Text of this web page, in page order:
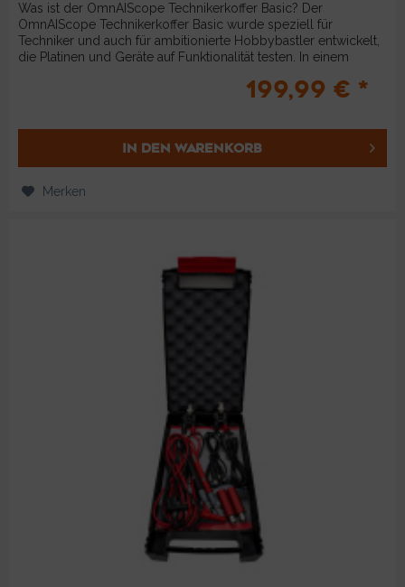
Was ist der OmnAIScope Technikerkoffer Basic? Der
OmnAIScope Technikerkoffer Basic wurde speziell für
Techniker und auch für ambitionierte Hobbybastler entwickelt,
die Platinen und Geräte auf Funktionalität testen. In einem
199,99 € *
IN DEN WARENKORB
Merken